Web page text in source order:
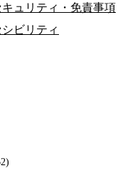
ュリティ・免責事項
ビリティ